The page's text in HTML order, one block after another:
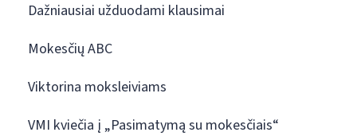
Dažniausiai užduodami klausimai
Mokesčių ABC
Viktorina moksleiviams
VMI kviečia į „Pasimatymą su mokesčiais“